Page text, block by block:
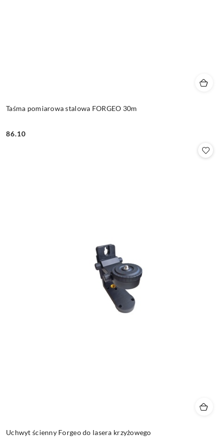
Taśma pomiarowa stalowa FORGEO 30m
Cena:
86.10
Uchwyt ścienny Forgeo do lasera krzyżowego